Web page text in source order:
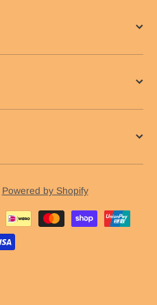
Powered by Shopify
Zahlungsmethoden